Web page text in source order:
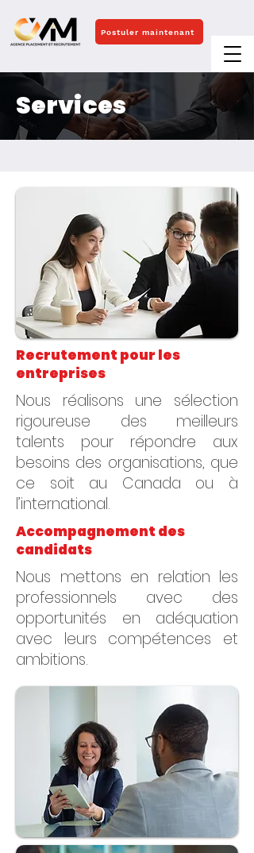
Postuler maintenant
Services
Recrutement pour les
entreprises
Nous réalisons une sélection
rigoureuse des meilleurs
talents pour répondre aux
besoins des organisations, que
ce soit au Canada ou à
l’international.
Accompagnement des
candidats
Nous mettons en relation les
professionnels avec des
opportunités en adéquation
avec leurs compétences et
ambitions.